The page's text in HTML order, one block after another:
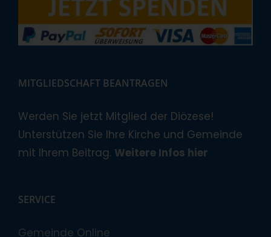
MITGLIEDSCHAFT BEANTRAGEN
Werden Sie jetzt Mitglied der Diözese!
Unterstützen Sie Ihre Kirche und Gemeinde
mit Ihrem Beitrag. Weitere Infos hier
SERVICE
Gemeinde Online